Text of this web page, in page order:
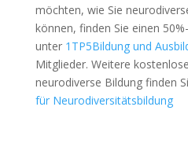
möchten, wie Sie
können, finden Sie einen
unter 1TP5Bildung und
Mitglieder. Weitere
neurodiverse Bildung finden
für Neurodiversitätsbildung